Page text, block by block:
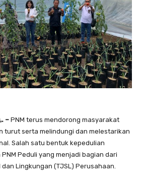
– PNM terus mendorong masyarakat
turut serta melindungi dan melestarikan
Salah satu bentuk kepedulian
Peduli yang menjadi bagian dari
Lingkungan (TJSL) Perusahaan.